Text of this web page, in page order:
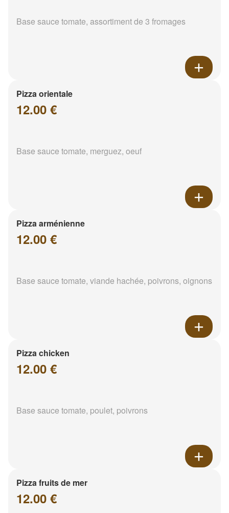
Base sauce tomate, assortiment de 3 fromages
Pizza orientale
12.00 €
Base sauce tomate, merguez, oeuf
Pizza arménienne
12.00 €
Base sauce tomate, viande hachée, poivrons, oignons
Pizza chicken
12.00 €
Base sauce tomate, poulet, poivrons
Pizza fruits de mer
12.00 €